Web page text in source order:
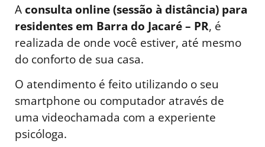
Aconsulta online (sessão à distância) para
residentes em Barra do Jacaré – PR, é
realizada de onde você estiver, até mesmo
do conforto de sua casa.
O atendimento é feito utilizando o seu
smartphone ou computador através de
uma videochamada com a experiente
psicóloga.